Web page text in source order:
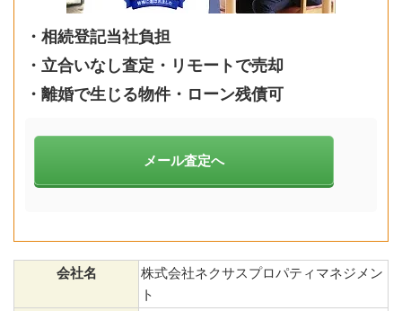
・ 相続登記当社負担
・立合いなし査定・リモートで売却
・離婚で生じる物件・ローン残債可
メール査定へ
会社名
株式会社ネクサスプロパティマネジメン
ト